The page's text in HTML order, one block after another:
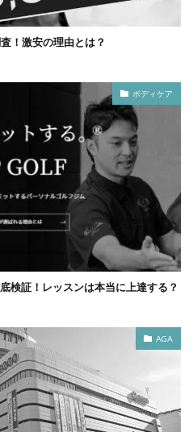
！激安の理由とは？
ボディケア
検証！レッスンは本当に上達する？
AGA